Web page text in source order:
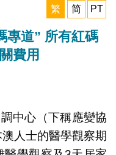
繁
简 PT
專道” 所有紅碼
費用
中心（下稱應變協
人士的醫學觀察期